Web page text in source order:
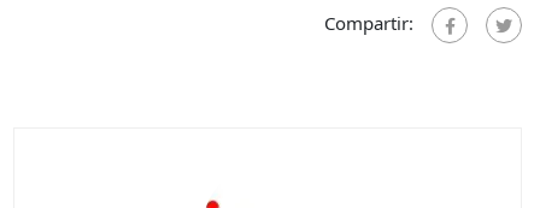
Compartir: